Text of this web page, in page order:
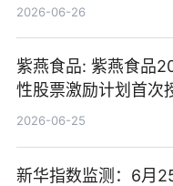
2026-06-26
紫燕食品: 紫燕食品
性股票激励计划首次
告-微资讯
2026-06-25
新华指数监测：6月